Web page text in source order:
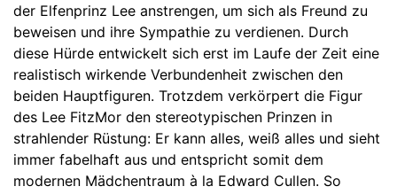
der Elfenprinz Lee anstrengen, um sich als Freund zu
beweisen und ihre Sympathie zu verdienen. Durch
diese Hürde entwickelt sich erst im Laufe der Zeit eine
realistisch wirkende Verbundenheit zwischen den
beiden Hauptfiguren. Trotzdem verkörpert die Figur
des Lee FitzMor den stereotypischen Prinzen in
strahlender Rüstung: Er kann alles, weiß alles und sieht
immer fabelhaft aus und entspricht somit dem
modernen Mädchentraum à la Edward Cullen. So